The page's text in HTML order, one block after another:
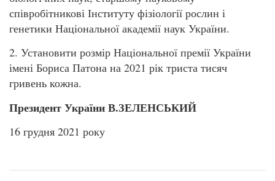
співробітникові Інституту фізіології рослин і
генетики Національної академії наук України.
2. Установити розмір Національної премії України
імені Бориса Патона на 2021 рік триста тисяч
гривень кожна.
Президент України В.ЗЕЛЕНСЬКИЙ
16 грудня 2021 року